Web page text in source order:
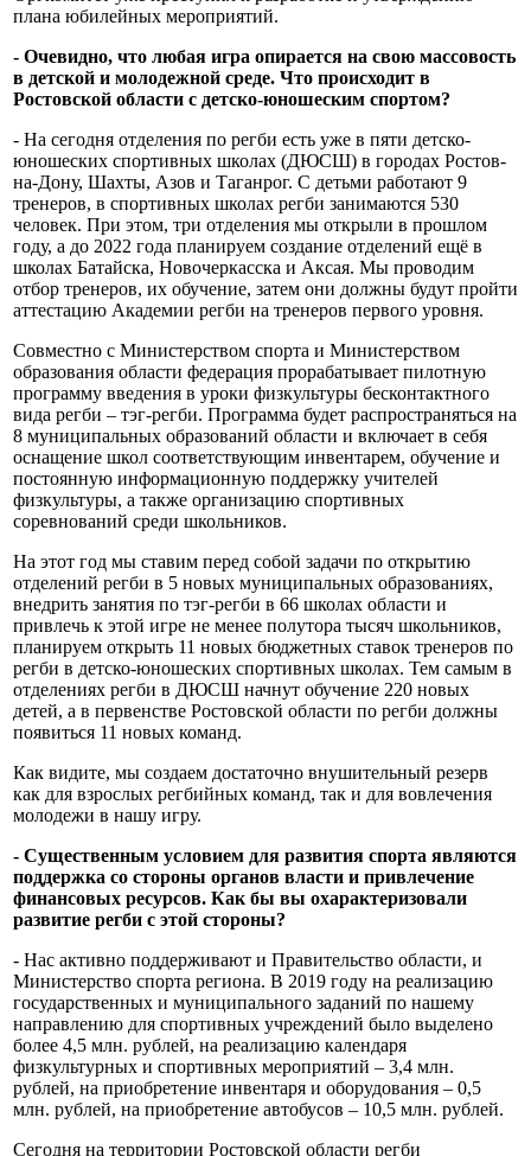
плана юбилейных мероприятий.
- Очевидно, что любая игра опирается на свою массовость
в детской и молодежной среде. Что происходит в
Ростовской области с детско-юношеским спортом?
- На сегодня отделения по регби есть уже в пяти детско-
юношеских спортивных школах (ДЮСШ) в городах Ростов-
на-Дону, Шахты, Азов и Таганрог. С детьми работают 9
тренеров, в спортивных школах регби занимаются 530
человек. При этом, три отделения мы открыли в прошлом
году, а до 2022 года планируем создание отделений ещё в
школах Батайска, Новочеркасска и Аксая. Мы проводим
отбор тренеров, их обучение, затем они должны будут пройти
аттестацию Академии регби на тренеров первого уровня.
Совместно с Министерством спорта и Министерством
образования области федерация прорабатывает пилотную
программу введения в уроки физкультуры бесконтактного
вида регби – тэг-регби. Программа будет распространяться на
8 муниципальных образований области и включает в себя
оснащение школ соответствующим инвентарем, обучение и
постоянную информационную поддержку учителей
физкультуры, а также организацию спортивных
соревнований среди школьников.
На этот год мы ставим перед собой задачи по открытию
отделений регби в 5 новых муниципальных образованиях,
внедрить занятия по тэг-регби в 66 школах области и
привлечь к этой игре не менее полутора тысяч школьников,
планируем открыть 11 новых бюджетных ставок тренеров по
регби в детско-юношеских спортивных школах. Тем самым в
отделениях регби в ДЮСШ начнут обучение 220 новых
детей, а в первенстве Ростовской области по регби должны
появиться 11 новых команд.
Как видите, мы создаем достаточно внушительный резерв
как для взрослых регбийных команд, так и для вовлечения
молодежи в нашу игру.
- Существенным условием для развития спорта являются
поддержка со стороны органов власти и привлечение
финансовых ресурсов. Как бы вы охарактеризовали
развитие регби с этой стороны?
- Нас активно поддерживают и Правительство области, и
Министерство спорта региона. В 2019 году на реализацию
государственных и муниципального заданий по нашему
направлению для спортивных учреждений было выделено
более 4,5 млн. рублей, на реализацию календаря
физкультурных и спортивных мероприятий – 3,4 млн.
рублей, на приобретение инвентаря и оборудования – 0,5
млн. рублей, на приобретение автобусов – 10,5 млн. рублей.
Сегодня на территории Ростовской области регби